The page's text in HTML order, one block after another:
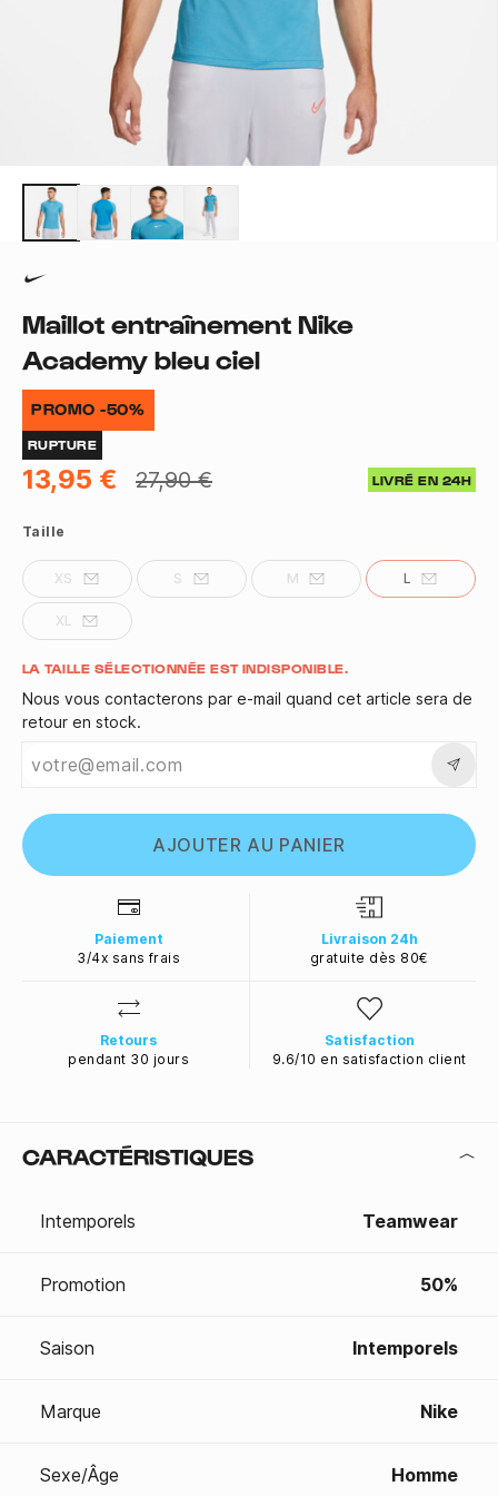
Maillot entraînement Nike
Academy bleu ciel
PROMO -50%
RUPTURE
13,95 € 27,90 € LIVRÉ EN 24H
Taille
XS S M L
XL
Quantité
LA TAILLE SÉLECTIONNÉE EST INDISPONIBLE.
Nous vous contacterons par e-mail quand cet article sera de
retour en stock.
AJOUTER AU PANIER
Paiement
3/4x sans frais
Livraison 24h
gratuite dès 80€
Retours
pendant 30 jours
Satisfaction
9.6/10 en satisfaction client
CARACTÉRISTIQUES
Intemporels Teamwear
Promotion 50%
Saison Intemporels
Marque Nike
Sexe/Âge Homme